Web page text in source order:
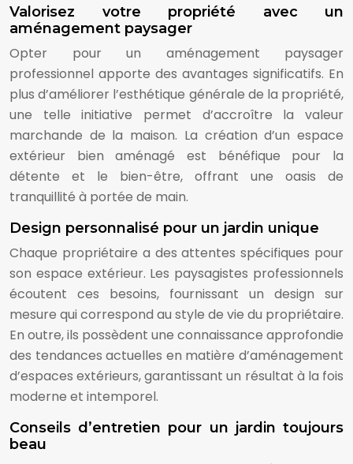
Valorisez votre propriété avec un
aménagement paysager
Opter pour un aménagement paysager
professionnel apporte des avantages significatifs. En
plus d’améliorer l’esthétique générale de la propriété,
une telle initiative permet d’accroître la valeur
marchande de la maison. La création d’un espace
extérieur bien aménagé est bénéfique pour la
détente et le bien-être, offrant une oasis de
tranquillité à portée de main.
Design personnalisé pour un jardin unique
Chaque propriétaire a des attentes spécifiques pour
son espace extérieur. Les paysagistes professionnels
écoutent ces besoins, fournissant un design sur
mesure qui correspond au style de vie du propriétaire.
En outre, ils possèdent une connaissance approfondie
des tendances actuelles en matière d’aménagement
d’espaces extérieurs, garantissant un résultat à la fois
moderne et intemporel.
Conseils d’entretien pour un jardin toujours
beau